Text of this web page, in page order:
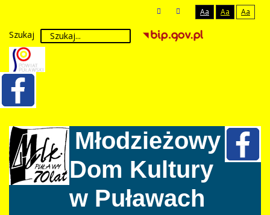
Aa Aa Aa
Szukaj
Młodzieżowy
Dom Kultury
w Puławach